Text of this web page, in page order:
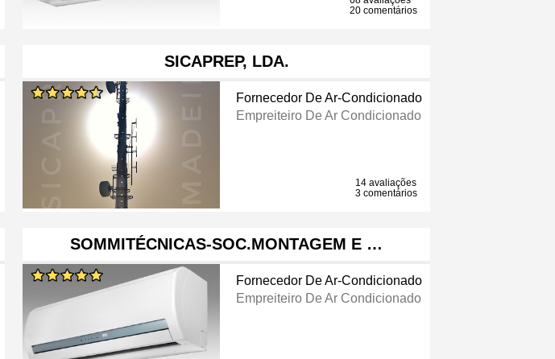
20 comentários
SICAPREP, LDA.
Fornecedor De Ar-Condicionado
Empreiteiro De Ar Condicionado
14 avaliações
3 comentários
SOMMITÉCNICAS-SOC.MONTAGEM E …
Fornecedor De Ar-Condicionado
Empreiteiro De Ar Condicionado